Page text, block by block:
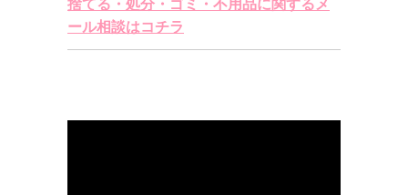
捨てる・処分・ゴミ・不用品に関するメ
ール相談はコチラ